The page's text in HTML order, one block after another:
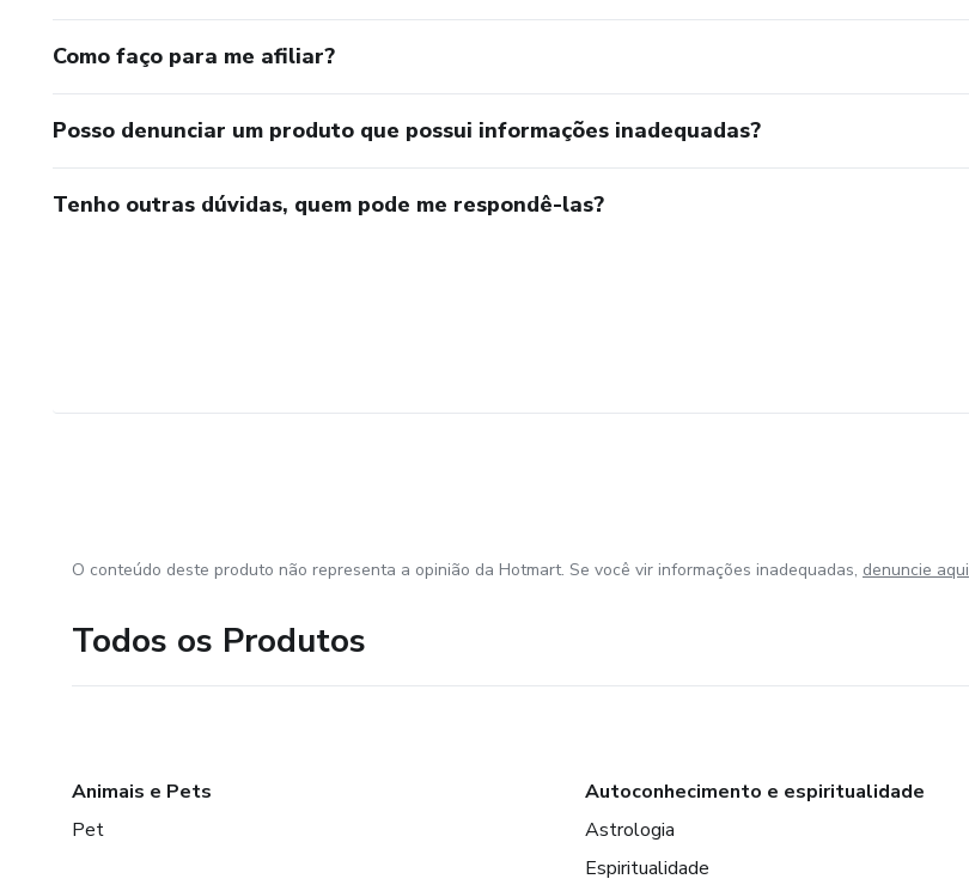
Como faço para me afiliar?
Posso denunciar um produto que possui informações inadequadas?
Tenho outras dúvidas, quem pode me respondê-las?
O conteúdo deste produto não representa a opinião da Hotmart. Se você vir informações inadequadas, denuncie aqui
Todos os Produtos
Animais e Pets
Pet
Autoconhecimento e espiritualidade
Astrologia
Espiritualidade